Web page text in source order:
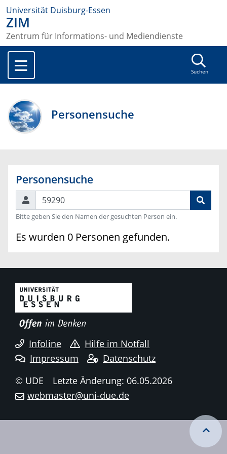
Universität Duisburg-Essen
ZIM
Zentrum für Informations- und Mediendienste
Suchen
Personensuche
Personensuche
Suchen
Bitte geben Sie den Namen der gesuchten Person ein.
Es wurden 0 Personen gefunden.
Infoline
Hilfe im Notfall
Impressum
Datenschutz
© UDE
Letzte Änderung: 06.05.2026
webmaster@uni-due.de